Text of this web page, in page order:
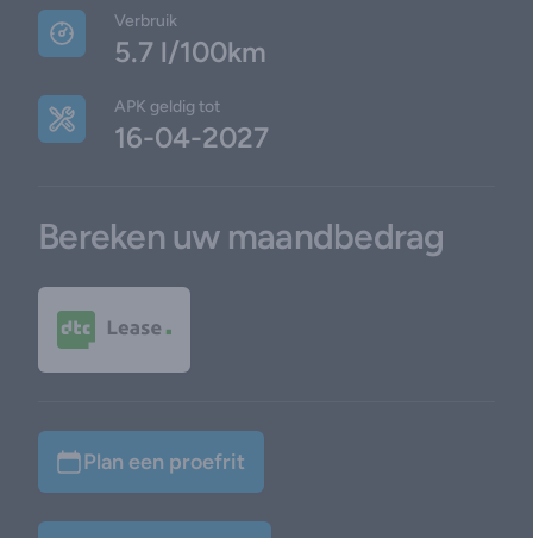
Verbruik
5.7 l/100km
APK geldig tot
16-04-2027
Bereken uw maandbedrag
Plan een proefrit